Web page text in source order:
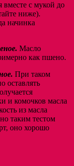
с мукой до
ниже).
начинка
Масло
как пшено.
При таком
оставлять
и комочков масла
из масла
таким тестом
оно хорошо